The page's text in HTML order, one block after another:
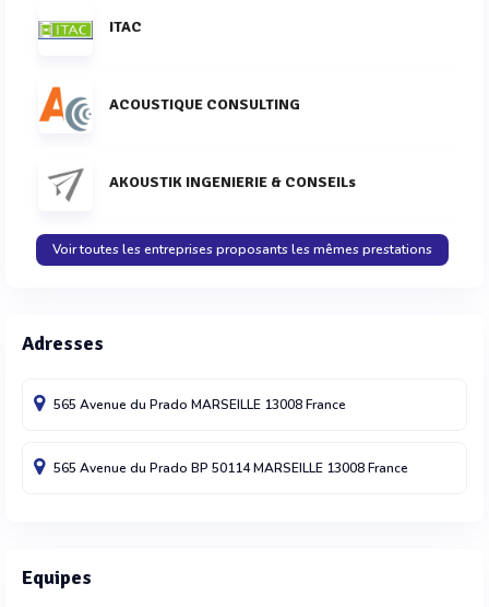
ITAC
ACOUSTIQUE CONSULTING
AKOUSTIK INGENIERIE & CONSEILs
Voir toutes les entreprises proposants les mêmes prestations
Adresses
565 Avenue du Prado MARSEILLE 13008France
565 Avenue du Prado BP 50114MARSEILLE 13008France
Equipes